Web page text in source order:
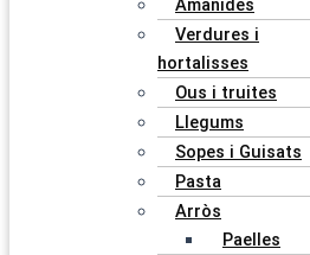
Amanides
Verdures i
hortalisses
Ous i truites
Llegums
Sopes i Guisats
Pasta
Arròs
Paelles